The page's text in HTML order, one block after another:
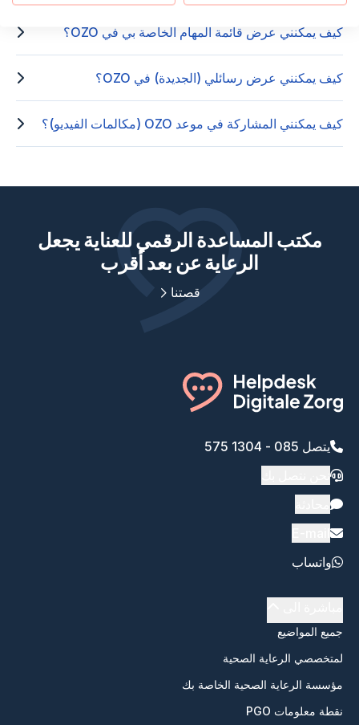
كيف يمكنني عرض قائمة المهام الخاصة بي في OZO؟
كيف يمكنني عرض رسائلي (الجديدة) في OZO؟
كيف يمكنني المشاركة في موعد OZO (مكالمات الفيديو)؟
مكتب المساعدة الرقمي للعناية يجعل
الرعاية عن بعد أقرب
قصتنا
يتصل 085 - 1304 575
واتساب
جميع المواضيع
لمتخصصي الرعاية الصحية
مؤسسة الرعاية الصحية الخاصة بك
نقطة معلومات PGO